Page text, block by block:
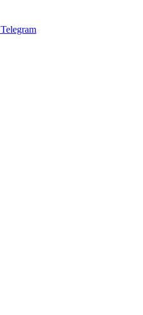
Telegram